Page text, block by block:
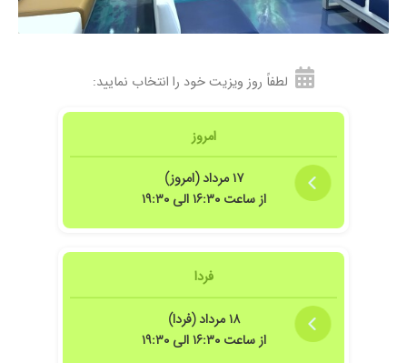
محیطی تمیز همراه با پرسنل محترم خانم دکتر دقت
سونو سینه و واژینال داشتم
۱۴۰۴/۰۵/۱۱
مطب بسیار تمیز و رفتار عالی
مشکل کیست داشتم وراضی بودم کاملا
عالی وخیلی خوب
خیلی خوب
سونو آنومالی،آرامش داشتند راضی بودم
باردار عالی بود
سونوگرافی رشد جنین هم کادر خیلی خوبی دارن
هم خود دکتر بسیار با حوصله و دقیق بودن
لطفاً روز ویزیت خود را انتخاب نمایید:
امروز
۱۷ مرداد (امروز)
از ساعت ۱۶:۳۰ الی ۱۹:۳۰
فردا
۱۸ مرداد (فردا)
از ساعت ۱۶:۳۰ الی ۱۹:۳۰